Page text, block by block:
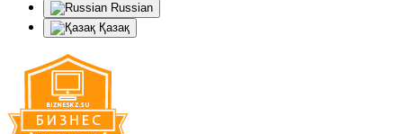
Russian
Қазақ